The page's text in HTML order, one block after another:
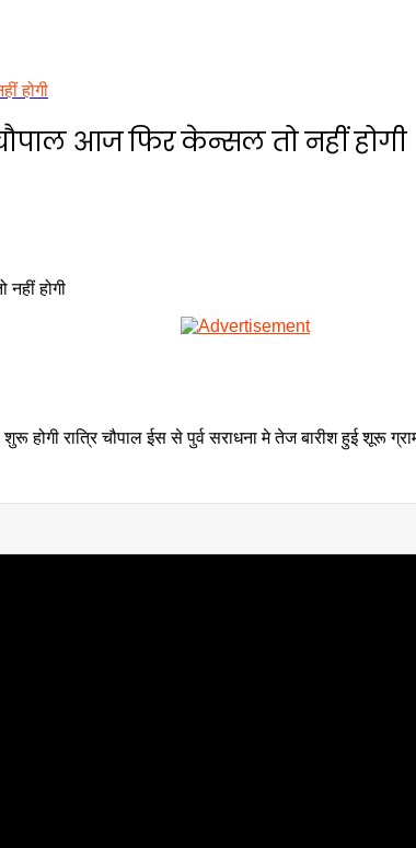
होगी
आज फिर केन्सल तो नहीं होगी
रात्रि चौपाल ईस से पुर्व सराधना मे तेज बारीश हुई शूरू